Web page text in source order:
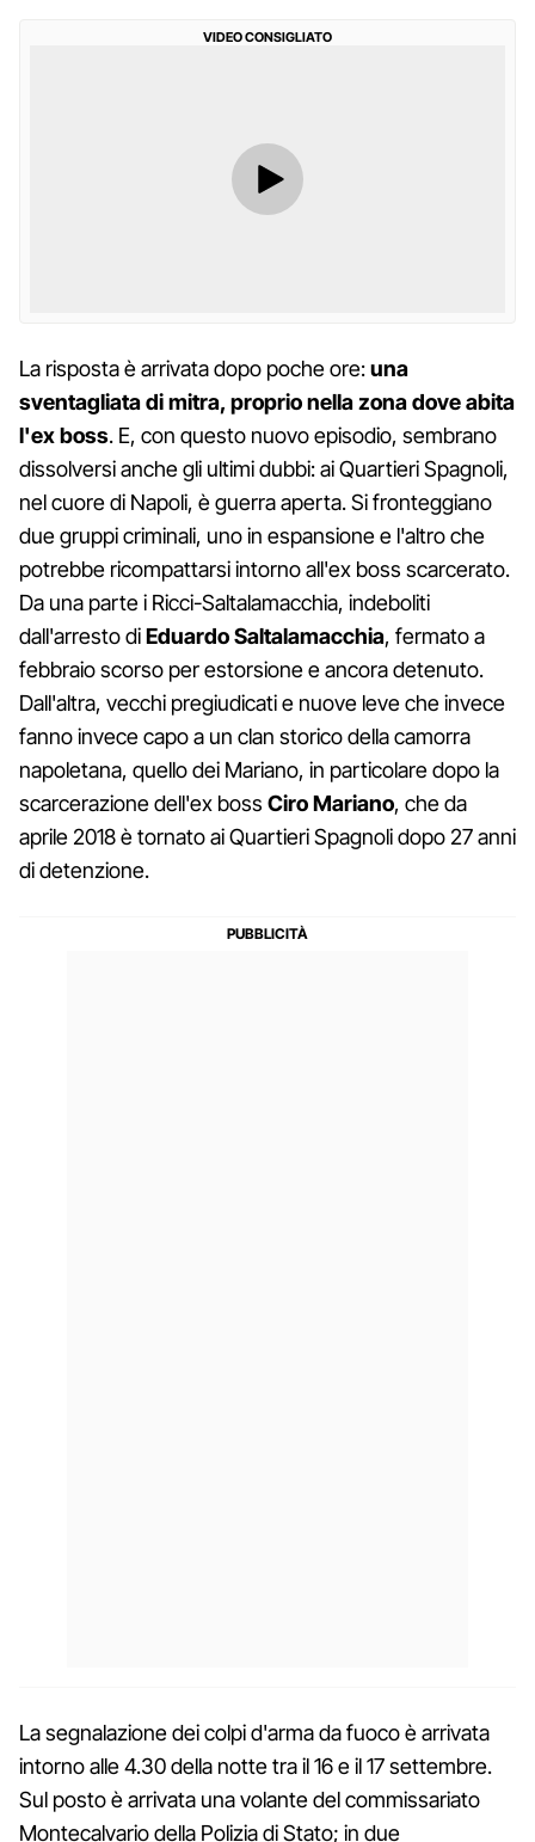
VIDEO CONSIGLIATO
La risposta è arrivata dopo poche ore:una
sventagliata di mitra, proprio nella zona dove abita
l'ex boss. E, con questo nuovo episodio, sembrano
dissolversi anche gli ultimi dubbi: ai Quartieri Spagnoli,
nel cuore di Napoli, è guerra aperta. Si fronteggiano
due gruppi criminali, uno in espansione e l'altro che
potrebbe ricompattarsi intorno all'ex boss scarcerato.
Da una parte i Ricci-Saltalamacchia, indeboliti
dall'arresto diEduardo Saltalamacchia, fermato a
febbraio scorso per estorsione e ancora detenuto.
Dall'altra, vecchi pregiudicati e nuove leve che invece
fanno invece capo a un clan storico della camorra
napoletana, quello dei Mariano, in particolare dopo la
scarcerazione dell'ex boss Ciro Mariano, che da
aprile 2018 è tornato ai Quartieri Spagnoli dopo 27 anni
di detenzione.
La segnalazione dei colpi d'arma da fuoco è arrivata
intorno alle 4.30 della notte tra il 16 e il 17 settembre.
Sul posto è arrivata una volante del commissariato
Montecalvario della Polizia di Stato; in due